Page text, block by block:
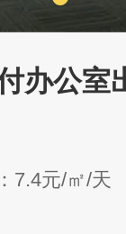
办公室
7.4元/㎡/天